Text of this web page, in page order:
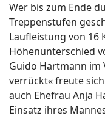
Wer bis zum Ende
Treppenstufen
Laufleistung von 16
Höhenunterschied
Guido Hartmann im
verrückt« freute
auch Ehefrau Anja
Einsatz ihres